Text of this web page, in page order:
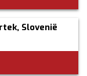
Slovenië